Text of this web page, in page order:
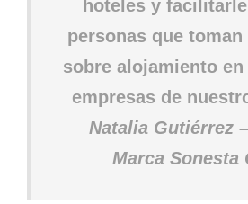
hoteles y
personas que
sobre alojamiento
empresas de
Natalia Gutiérrez
Marca Sonesta